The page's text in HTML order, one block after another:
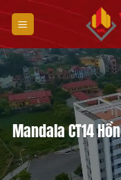
qua
nội
dung
Mandala CT14